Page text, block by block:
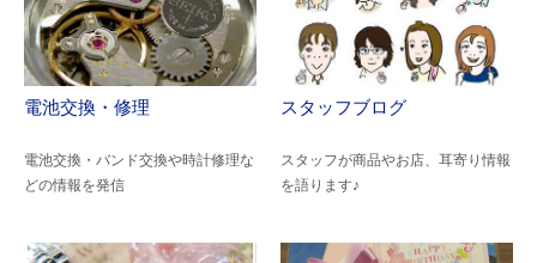
電池交換・修理
電池交換・バンド交換や時計修理な
どの情報を発信
スタッフブログ
スタッフが商品やお店、耳寄り情報
を語ります♪